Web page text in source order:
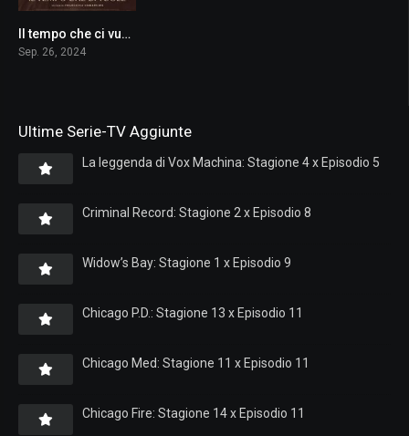
6.9
Il tempo che ci vuole
Sep. 26, 2024
Ultime Serie-TV Aggiunte
La leggenda di Vox Machina: Stagione 4 x Episodio 5
Criminal Record: Stagione 2 x Episodio 8
Widow’s Bay: Stagione 1 x Episodio 9
Chicago P.D.: Stagione 13 x Episodio 11
Chicago Med: Stagione 11 x Episodio 11
Chicago Fire: Stagione 14 x Episodio 11